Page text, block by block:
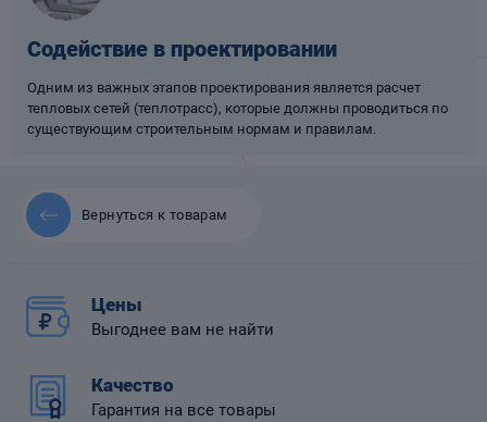
Содействие в проектировании
Одним из важных этапов проектирования является расчет
тепловых сетей (теплотрасс), которые должны проводиться по
существующим строительным нормам и правилам.
Вернуться к товарам
Цены
Выгоднее вам не найти
Качество
Гарантия на все товары